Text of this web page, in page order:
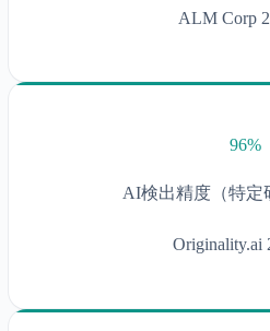
ALM Corp
96%
AI検出精度（特定
Originality.ai